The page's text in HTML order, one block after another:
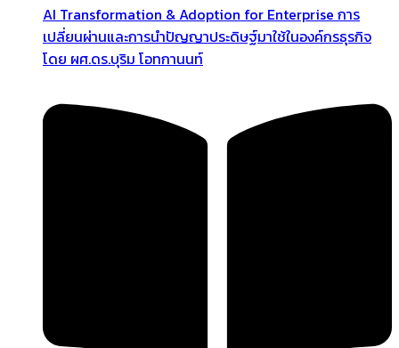
AI Transformation & Adoption for Enterprise การ
เปลี่ยนผ่านและการนำปัญญาประดิษฐ์มาใช้ในองค์กรธุรกิจ
โดย ผศ.ดร.บุริม โอทกานนท์